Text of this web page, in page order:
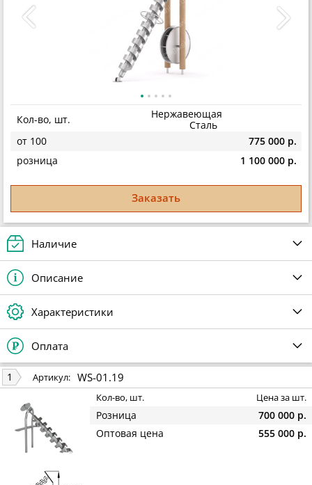
Кол-во, шт.
Нержавеющая
Сталь
от 100
775 000 р.
розница
1 100 000 р.
Заказать
Наличие
Описание
Характеристики
Оплата
1 Артикул: WS-01.19
Кол-во, шт. Цена за шт.
Розница
700 000 р.
Оптовая цена
555 000 р.